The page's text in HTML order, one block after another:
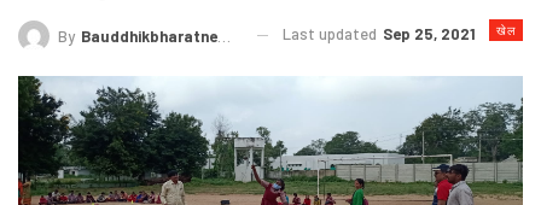
खेल
By Bauddhikbharatnews@gmail.com Last updated Sep 25, 2021